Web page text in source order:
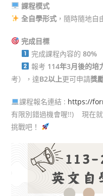
課程模式
全自學形式 ，隨時隨地自
完成目標
完成課程內容的80%
報考 114年3月後的培
考），達B2以上更可申請獎
課程報名連結 : https://
有限別錯過機會喔!!) 現在
挑戰吧！